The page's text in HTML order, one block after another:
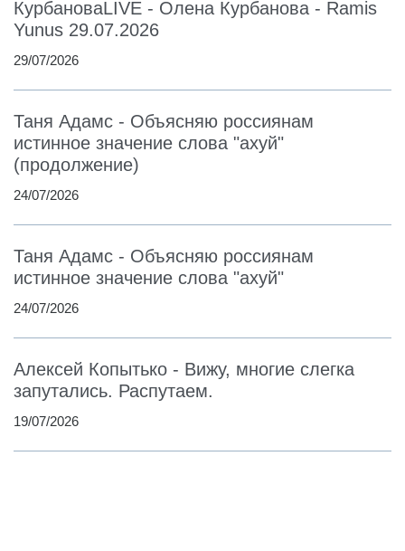
КурбановаLIVE - Олена Курбанова - Ramis
Yunus 29.07.2026
29/07/2026
Таня Адамс - Объясняю россиянам
истинное значение слова "ахуй"
(продолжение)
24/07/2026
Таня Адамс - Объясняю россиянам
истинное значение слова "ахуй"
24/07/2026
Алексей Копытько - Вижу, многие слегка
запутались. Распутаем.
19/07/2026